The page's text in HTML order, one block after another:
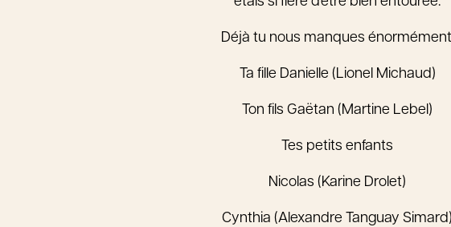
Déjà tu nous manques
Ta fille Danielle (Lionel Michaud)
Ton fils Gaëtan (Martine Lebel)
Tes petits enfants
Nicolas (Karine Drolet)
Cynthia (Alexandre Tanguay Simard)